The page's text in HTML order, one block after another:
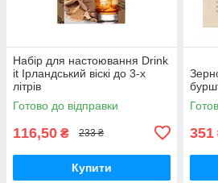
Набір для настоювання Drink
it Ірландський віскі до 3-х
літрів
Готово до відправки
116,50 ₴ 233 ₴
Купити
351